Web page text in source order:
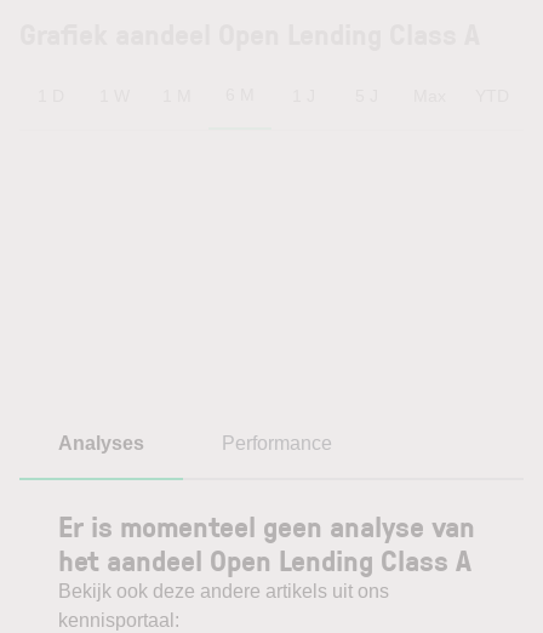
Analyses Performance
Er is momenteel geen analyse van
het aandeel Open Lending Class A
Bekijk ook deze andere artikels uit ons
kennisportaal: